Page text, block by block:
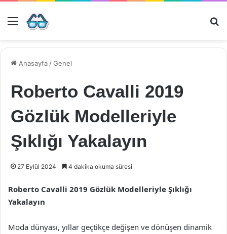
Menü
Anasayfa /Genel
Roberto Cavalli 2019
Gözlük Modelleriyle
Şıklığı Yakalayın
27 Eylül 2024 4 dakika okuma süresi
Roberto Cavalli 2019 Gözlük Modelleriyle Şıklığı
Yakalayın
Moda dünyası, yıllar geçtikçe değişen ve dönüşen dinamik